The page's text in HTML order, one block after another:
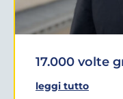
17.000 volte
leggi tutto